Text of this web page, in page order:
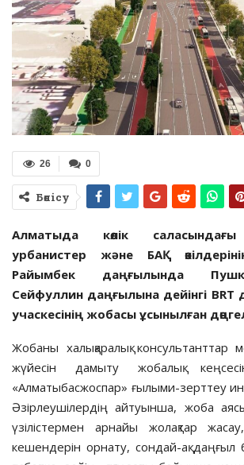
0
26
Бөлісу
Алматыда көлік
урбанистер және БАҚ
Райымбек даңғылында
Сейфуллин даңғылына дейінгі BRT
учаскесінің жобасы ұсынылған
Жобаны халықаралық консультанттар
жүйесін дамыту жобалық
«Алматыбасжоспар» ғылыми-зерттеу
Әзірлеушілердің айтуынша, жоба
үзілістермен арнайы жолақтар
кешендерін орнату, сондай-ақ даңғыл